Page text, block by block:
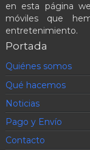
en esta página
móviles que
entretenimiento.
Portada
Quiénes somos
Qué hacemos
Noticias
Pago y Envío
Contacto